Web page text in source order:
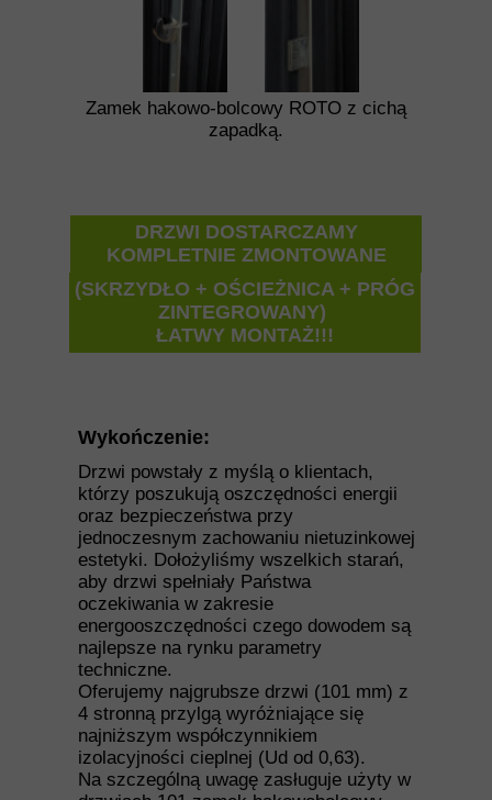
(SKRZYDŁO + OŚCIEŻNICA + PRÓG
ZINTEGROWANY)
ŁATWY MONTAŻ!!!
DRZWI DOSTARCZAMY
KOMPLETNIE ZMONTOWANE
Drzwi powstały z myślą o klientach,
którzy poszukują oszczędności energii
oraz bezpieczeństwa przy
jednoczesnym zachowaniu nietuzinkowej
estetyki. Dołożyliśmy wszelkich starań,
aby drzwi spełniały Państwa
oczekiwania w zakresie
energooszczędności czego dowodem są
najlepsze na rynku parametry
techniczne.
Oferujemy najgrubsze drzwi (101 mm) z
4 stronną przylgą wyróżniające się
najniższym współczynnikiem
izolacyjności cieplnej (Ud od 0,63).
Na szczególną uwagę zasługuje użyty w
Zamek hakowo-bolcowy ROTO z cichą
zapadką.
Wykończenie: